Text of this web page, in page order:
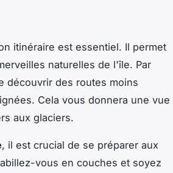
itinéraire est essentiel. Il permet
naturelles de l'île. Par
découvrir des routes moins
Cela vous donnera une vue
aux glaciers.
, il est crucial de se préparer aux
vous en couches et soyez